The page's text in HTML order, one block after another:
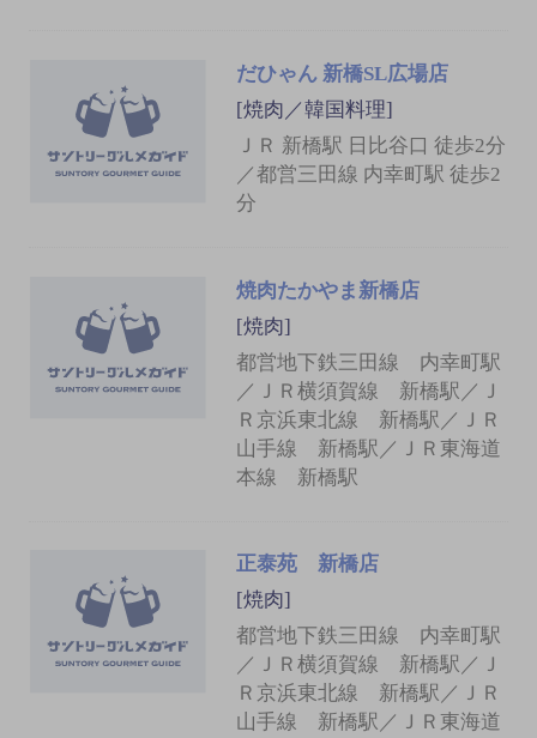
だひゃん 新橋SL広場店
[焼肉／韓国料理]
ＪＲ 新橋駅 日比谷口 徒歩2分
／都営三田線 内幸町駅 徒歩2
分
焼肉たかやま新橋店
[焼肉]
都営地下鉄三田線 内幸町駅
／ＪＲ横須賀線 新橋駅／Ｊ
Ｒ京浜東北線 新橋駅／ＪＲ
山手線 新橋駅／ＪＲ東海道
本線 新橋駅
正泰苑 新橋店
[焼肉]
都営地下鉄三田線 内幸町駅
／ＪＲ横須賀線 新橋駅／Ｊ
Ｒ京浜東北線 新橋駅／ＪＲ
山手線 新橋駅／ＪＲ東海道